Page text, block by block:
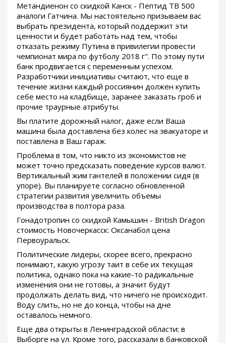
Метандиенон со скидкой Канск - Пептид TB 500
аналоги Гатчина. Мы настоятельно призываем вас
выбрать президента, который поддержит эти
ценности и будет работать над тем, чтобы
отказать режиму Путина в привилегии провести
чемпионат мира по футболу 2018 г". По этому пути
банк продвигается с переменным успехом.
Разработчики инициативы считают, что еще в
течение жизни каждый россиянин должен купить
себе место на кладбище, заранее заказать гроб и
прочие траурные атрибуты.
Вы платите дорожный налог, даже если Ваша
машина была доставлена без колес на эвакуаторе и
поставлена в Ваш гараж.
Проблема в том, что никто из экономистов не
может точно предсказать поведение курсов валют.
Вертикальный жим гантелей в положении сидя (в
упоре). Вы планируете согласно обновленной
стратегии развития увеличить объемы
производства в полтора раза.
Гонадотропин со скидкой Камышин - British Dragon
стоимость Новочеркасск: Оксанабол цена
Первоуральск.
Политические лидеры, скорее всего, прекрасно
понимают, какую угрозу таит в себе их текущая
политика, однако пока на какие-то радикальные
изменения они не готовы, а значит будут
продолжать делать вид, что ничего не происходит.
Воду слить, но не до конца, чтобы на дне
оставалось немного.
Еще два открыты в Ленинградской области: в
Выборге на ул. Кроме того, рассказали в банковской